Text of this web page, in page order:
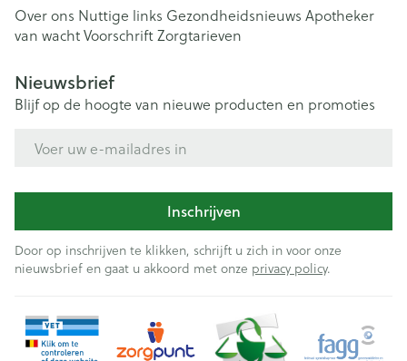
Over ons Nuttige links Gezondheidsnieuws Apotheker
van wachtVoorschriftZorgtarieven
Nieuwsbrief
Blijf op de hoogte van nieuwe producten en promoties
Inschrijven
Door op inschrijven te klikken, schrijft u zich in voor onze
nieuwsbrief en gaat u akkoord met onze privacy policy.